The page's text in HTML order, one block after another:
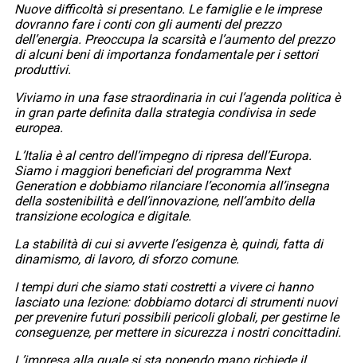
Nuove difficoltà si presentano. Le famiglie e le imprese
dovranno fare i conti con gli aumenti del prezzo
dell’energia. Preoccupa la scarsità e l’aumento del prezzo
di alcuni beni di importanza fondamentale per i settori
produttivi.
Viviamo in una fase straordinaria in cui l’agenda politica è
in gran parte definita dalla strategia condivisa in sede
europea.
L’Italia è al centro dell’impegno di ripresa dell’Europa.
Siamo i maggiori beneficiari del programma Next
Generation e dobbiamo rilanciare l’economia all’insegna
della sostenibilità e dell’innovazione, nell’ambito della
transizione ecologica e digitale.
La stabilità di cui si avverte l’esigenza è, quindi, fatta di
dinamismo, di lavoro, di sforzo comune.
I tempi duri che siamo stati costretti a vivere ci hanno
lasciato una lezione: dobbiamo dotarci di strumenti nuovi
per prevenire futuri possibili pericoli globali, per gestirne le
conseguenze, per mettere in sicurezza i nostri concittadini.